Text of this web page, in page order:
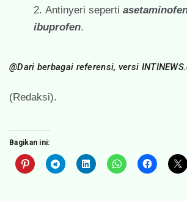
Antinyeri seperti
ibuprofen.
@Dari berbagai referensi, versi
(Redaksi).
Bagikan ini: